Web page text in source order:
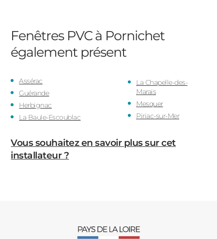
Fenêtres PVC à Pornichet
également présent
Assérac
Guérande
Herbignac
La Baule-Escoublac
La Chapelle-des-
Marais
Mesquer
Piriac-sur-Mer
Vous souhaitez en savoir plus sur cet
installateur ?